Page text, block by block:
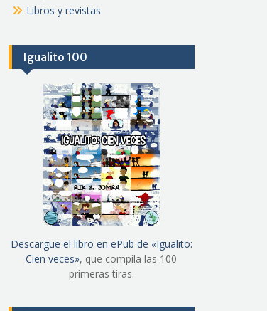
Libros y revistas
Igualito 100
Descargue el libro en ePub de «Igualito:
Cien veces», que compila las 100
primeras tiras.